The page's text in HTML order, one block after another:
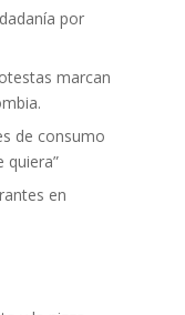
por
marcan
de consumo
quiera”
en